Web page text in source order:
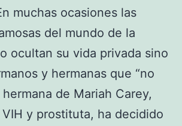
muchas ocasiones las
del mundo de la
ocultan su vida privada sino
y hermanas que “no
hermana de Mariah Carey,
y prostituta, ha decidido